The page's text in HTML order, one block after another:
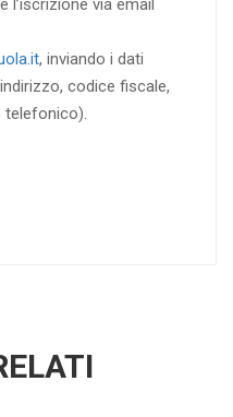
l’iscrizione via email
, inviando i dati
codice fiscale,
telefonico).